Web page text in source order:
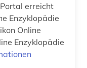
erreicht